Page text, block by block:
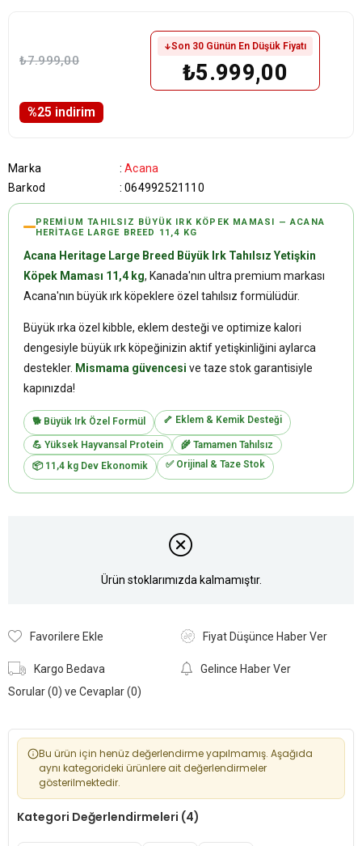
%25 i̇ndirim
₺7.999,00
Son 30 Günün En Düşük Fiyatı
₺5.999,00
Marka : Acana
Barkod
: 064992521110
PREMIUM TAHILSIZ BÜYÜK IRK KÖPEK MAMASI — ACANA
HERITAGE LARGE BREED 11,4 KG
Acana Heritage Large Breed Büyük Irk Tahılsız Yetişkin
Köpek Maması 11,4 kg, Kanada'nın ultra premium markası
Acana'nın büyük ırk köpeklere özel tahılsız formülüdür.
Büyük ırka özel kibble, eklem desteği ve optimize kalori
dengesiyle büyük ırk köpeğinizin aktif yetişkinliğini aylarca
destekler. Mismama güvencesi ve taze stok garantisiyle
kapınızda!
🐕 Büyük Irk Özel Formül 🦴 Eklem & Kemik Desteği
💪 Yüksek Hayvansal Protein
🌾 Tamamen Tahılsız
📦 11,4 kg Dev Ekonomik
✅ Orijinal & Taze Stok
Ürün stoklarımızda kalmamıştır.
Favorilere Ekle Fiyat Düşünce Haber Ver
Kargo Bedava
Gelince Haber Ver
Sorular (0) ve Cevaplar (0)
Bu ürün için henüz değerlendirme yapılmamış. Aşağıda
aynı kategorideki ürünlere ait değerlendirmeler
gösterilmektedir.
Kategori Değerlendirmeleri (4)